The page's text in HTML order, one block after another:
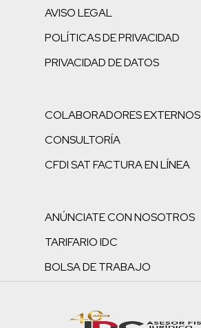
AVISO LEGAL
POLÍTICAS DE PRIVACIDAD
PRIVACIDAD DE DATOS
COLABORADORES EXTERNOS
CONSULTORÍA
CFDI SAT FACTURA EN LÍNEA
ANÚNCIATE CON NOSOTROS
TARIFARIO IDC
BOLSA DE TRABAJO